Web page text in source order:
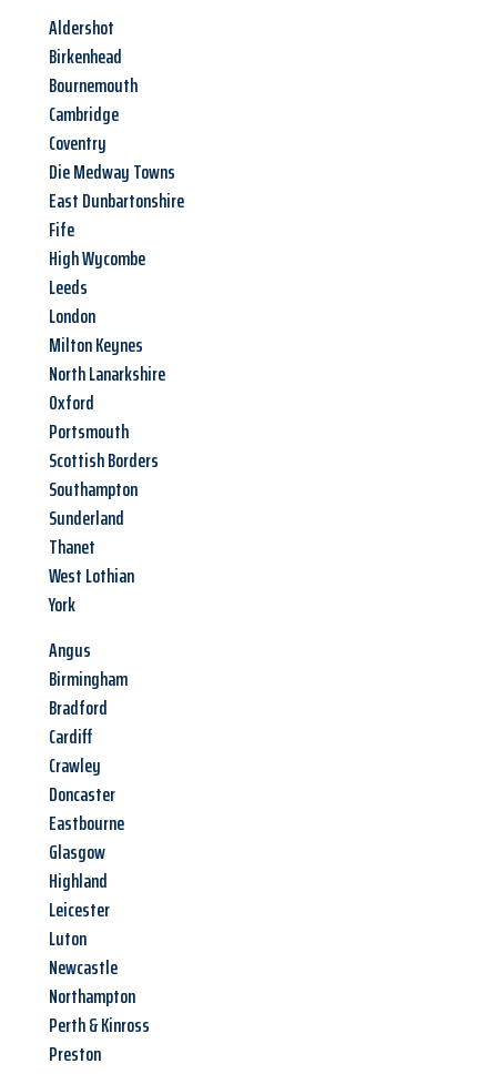
Aldershot
Birkenhead
Bournemouth
Cambridge
Coventry
Die Medway Towns
East Dunbartonshire
Fife
High Wycombe
Leeds
London
Milton Keynes
North Lanarkshire
Oxford
Portsmouth
Scottish Borders
Southampton
Sunderland
Thanet
West Lothian
York
Angus
Birmingham
Bradford
Cardiff
Crawley
Doncaster
Eastbourne
Glasgow
Highland
Leicester
Luton
Newcastle
Northampton
Perth & Kinross
Preston